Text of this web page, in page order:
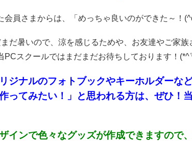
会員さまからは、「めっちゃ良いのができた～！
だ暑いので、涼を感じるためや、お友達やご家
PCスクールではまだまだお待ちしております！
ジナルのフォトブックやキーホルダーな
ってみたい！」と思われる方は、ぜひ！
インで色々なグッズが作成できますので